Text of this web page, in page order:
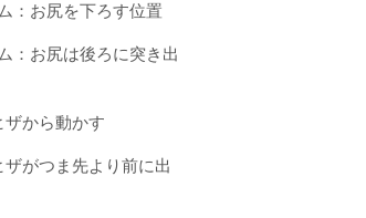
：お尻を下ろす位置
：お尻は後ろに突き出
ザから動かす
がつま先より前に出